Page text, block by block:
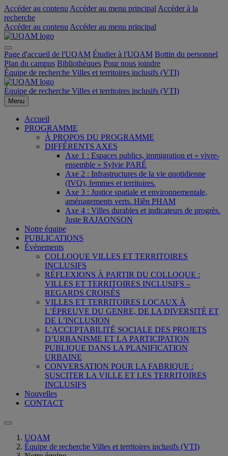
Accéder au contenu Accéder au menu principal Accéder à la
recherche
Accéder au contenu Accéder au menu principal
Page d'accueil de l'UQAM Étudier à l'UQAM Bottin du personnel
Plan du campus Bibliothèques Pour nous joindre
Équipe de recherche Villes et territoires inclusifs (VTI)
Équipe de recherche Villes et territoires inclusifs (VTI)
Menu
Accueil
PROGRAMME
À PROPOS DU PROGRAMME
DIFFÉRENTS AXES
Axe 1 : Espaces publics, immigration et « vivre-
ensemble » Sylvie PARÉ
Axe 2 : Infrastructures de la vie quotidienne
(IVQ), femmes et territoires.
Axe 3 : Justice spatiale et environnementale,
aménagements verts. Hiên PHAM
Axe 4 : Villes durables et indicateurs de progrès.
Juste RAJAONSON
Notre équipe
PUBLICATIONS
Événements
COLLOQUE VILLES ET TERRITOIRES
INCLUSIFS
RÉFLEXIONS À PARTIR DU COLLOQUE :
VILLES ET TERRITOIRES INCLUSIFS –
REGARDS CROISÉS
VILLES ET TERRITOIRES LOCAUX À
L’ÉPREUVE DU GENRE, DE LA DIVERSITÉ ET
DE L’INCLUSION
L’ACCEPTABILITÉ SOCIALE DES PROJETS
D’URBANISME ET LA PARTICIPATION
PUBLIQUE DANS LA PLANIFICATION
URBAINE
CONVERSATION POUR LA FABRIQUE :
SUSCITER LA VILLE ET LES TERRITOIRES
INCLUSIFS
Nouvelles
CONTACT
UQAM
Équipe de recherche Villes et territoires inclusifs (VTI)